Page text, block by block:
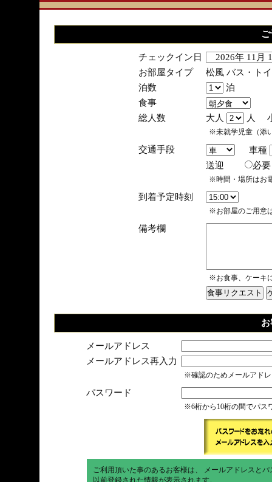
チェックイン日
2026年 11
お部屋タイプ
松風 バス・ト
泊数
泊
食事
総人数
大人 人
※未就学児童（添
交通手段
車種
送迎
※時間・場所はお
到着予定時刻
※お部屋のご用意
備考欄
※お食事、ケーキ
メールアドレス
メールアドレス再入力
※確認のためメールアド
パスワード
※6桁から10桁の間でパス
ご利用頂いた事のあるお客様は、 メールアドレスと
以前登録された情報が表示されます。